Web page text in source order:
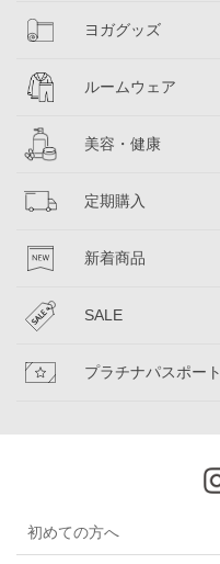
ヨガグッズ
ルームウェア
美容・健康
定期購入
新着商品
SALE
プラチナパスポート
初めての方へ